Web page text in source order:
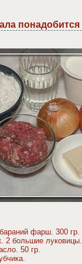
понадобится
фарш. 300 гр.
2 большие луковицы.
50 гр.